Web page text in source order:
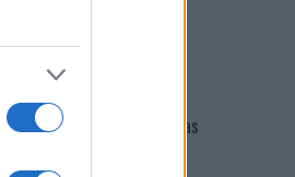
Giovannimaria Cabras